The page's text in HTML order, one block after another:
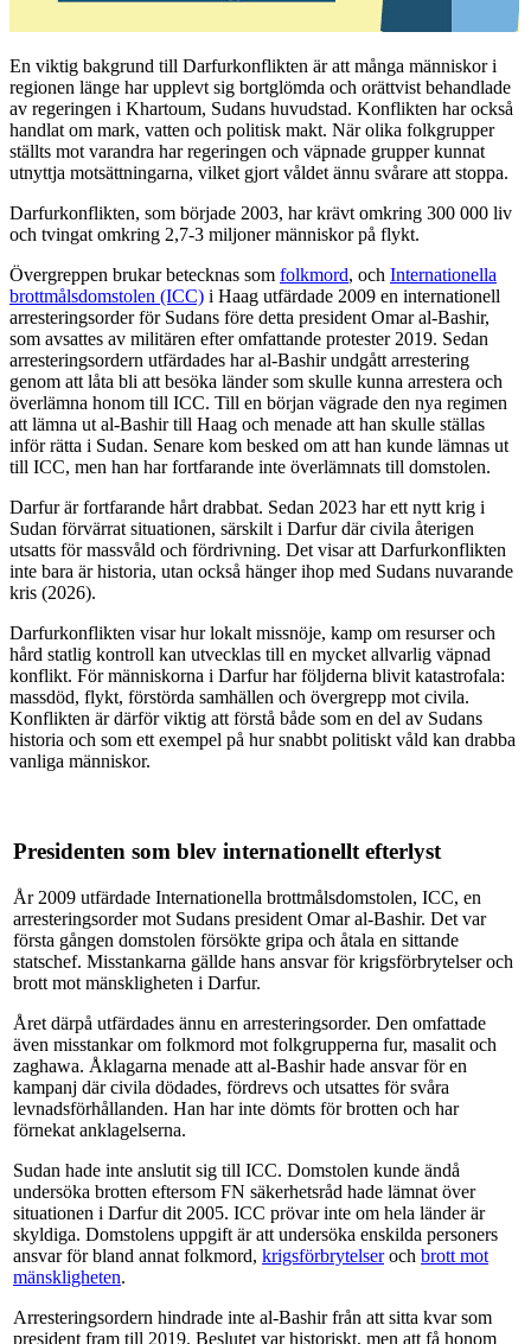
En viktig bakgrund till Darfurkonflikten är att många människor i
regionen länge har upplevt sig bortglömda och orättvist behandlade
av regeringen i Khartoum, Sudans huvudstad. Konflikten har också
handlat om mark, vatten och politisk makt. När olika folkgrupper
ställts mot varandra har regeringen och väpnade grupper kunnat
utnyttja motsättningarna, vilket gjort våldet ännu svårare att stoppa.
Darfurkonflikten, som började 2003, har krävt omkring 300 000 liv
och tvingat omkring 2,7-3 miljoner människor på flykt.
Övergreppen brukar betecknas som folkmord, och Internationella
brottmålsdomstolen (ICC) i Haag utfärdade 2009 en internationell
arresteringsorder för Sudans före detta president Omar al-Bashir,
som avsattes av militären efter omfattande protester 2019. Sedan
arresteringsordern utfärdades har al-Bashir undgått arrestering
genom att låta bli att besöka länder som skulle kunna arrestera och
överlämna honom till ICC. Till en början vägrade den nya regimen
att lämna ut al-Bashir till Haag och menade att han skulle ställas
inför rätta i Sudan. Senare kom besked om att han kunde lämnas ut
till ICC, men han har fortfarande inte överlämnats till domstolen.
Darfur är fortfarande hårt drabbat. Sedan 2023 har ett nytt krig i
Sudan förvärrat situationen, särskilt i Darfur där civila återigen
utsatts för massvåld och fördrivning. Det visar att Darfurkonflikten
inte bara är historia, utan också hänger ihop med Sudans nuvarande
kris (2026).
Darfurkonflikten visar hur lokalt missnöje, kamp om resurser och
hård statlig kontroll kan utvecklas till en mycket allvarlig väpnad
konflikt. För människorna i Darfur har följderna blivit katastrofala:
massdöd, flykt, förstörda samhällen och övergrepp mot civila.
Konflikten är därför viktig att förstå både som en del av Sudans
historia och som ett exempel på hur snabbt politiskt våld kan drabba
vanliga människor.
Presidenten som blev internationellt efterlyst
År 2009 utfärdade Internationella brottmålsdomstolen, ICC, en
arresteringsorder mot Sudans president Omar al-Bashir. Det var
första gången domstolen försökte gripa och åtala en sittande
statschef. Misstankarna gällde hans ansvar för krigsförbrytelser och
brott mot mänskligheten i Darfur.
Året därpå utfärdades ännu en arresteringsorder. Den omfattade
även misstankar om folkmord mot folkgrupperna fur, masalit och
zaghawa. Åklagarna menade att al-Bashir hade ansvar för en
kampanj där civila dödades, fördrevs och utsattes för svåra
levnadsförhållanden. Han har inte dömts för brotten och har
förnekat anklagelserna.
Sudan hade inte anslutit sig till ICC. Domstolen kunde ändå
undersöka brotten eftersom FN säkerhetsråd hade lämnat över
situationen i Darfur dit 2005. ICC prövar inte om hela länder är
skyldiga. Domstolens uppgift är att undersöka enskilda personers
ansvar för bland annat folkmord, krigsförbrytelseroch brott mot
mänskligheten.
Arresteringsordern hindrade inte al-Bashir från att sitta kvar som
president fram till 2019. Beslutet var historiskt, men att få honom